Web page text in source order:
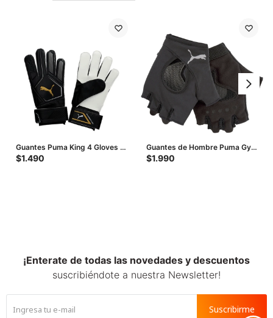
Guantes Puma King 4 Gloves -
Negro - Blanco
$1.490
Guantes de Hombre Puma Gym
- Negro
$1.990
¡Enterate de todas las novedades y descuentos
suscribiéndote a nuestra Newsletter!
Suscribirme